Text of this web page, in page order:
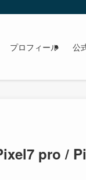
プロフィール 公
pro /